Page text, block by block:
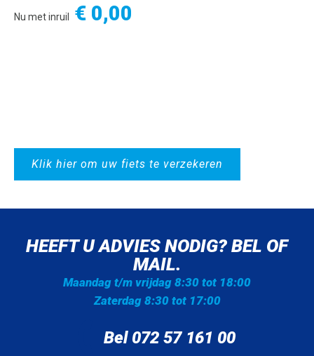
Nu met inruil € 0,00
Klik hier om uw fiets te verzekeren
HEEFT U ADVIES NODIG? BEL OF
MAIL.
Maandag t/m vrijdag 8:30 tot 18:00
Zaterdag 8:30 tot 17:00
Bel 072 57 161 00